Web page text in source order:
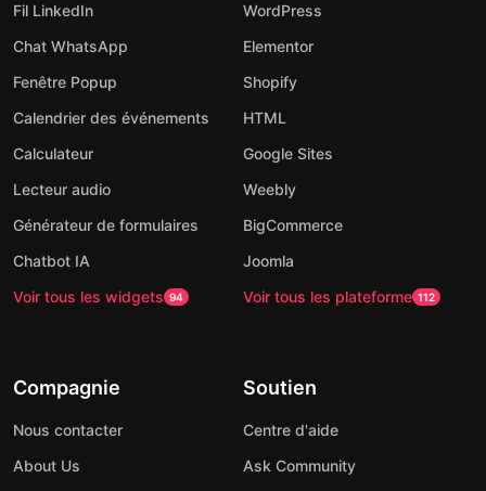
Fil LinkedIn
Chat WhatsApp
Fenêtre Popup
Calendrier des événements
Calculateur
Lecteur audio
Générateur de formulaires
Chatbot IA
Voir tous les widgets 94
WordPress
Elementor
Shopify
HTML
Google Sites
Weebly
BigCommerce
Joomla
Voir tous les plateforme 112
Compagnie
Nous contacter
About Us
Soutien
Centre d'aide
Ask Community